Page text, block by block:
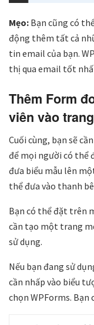
Mẹo: Bạn cũng có
động thêm tất cả
tin email của bạn.
thị qua email tốt
Thêm Form
viên vào
Cuối cùng, bạn sẽ
để mọi người có thể
đưa biểu mẫu lên
thể đưa vào thanh
Bạn có thể đặt trên
cần tạo một trang
sử dụng.
Nếu bạn đang sử
cần nhấp vào biểu
chọn WPForms.